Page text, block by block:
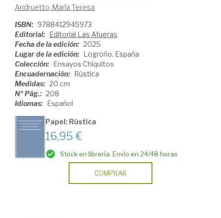
Andruetto, María Teresa
ISBN: 9788412945973
Editorial: Editorial Las Afueras
Fecha de la edición: 2025
Lugar de la edición: Logroño. España
Colección: Ensayos Chiquitos
Encuadernación: Rústica
Medidas: 20 cm
Nº Pág.: 208
Idiomas: Español
Papel: Rústica
16,95 €
Stock en librería. Envío en 24/48 horas
COMPRAR